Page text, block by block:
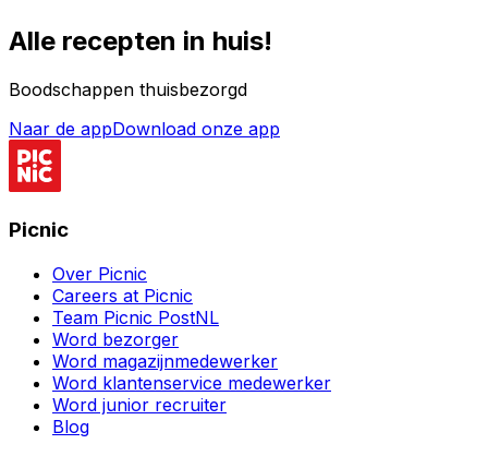
Alle recepten in huis!
Boodschappen thuisbezorgd
Naar de appDownload onze app
Picnic
Over Picnic
Careers at Picnic
Team Picnic PostNL
Word bezorger
Word magazijnmedewerker
Word klantenservice medewerker
Word junior recruiter
Blog